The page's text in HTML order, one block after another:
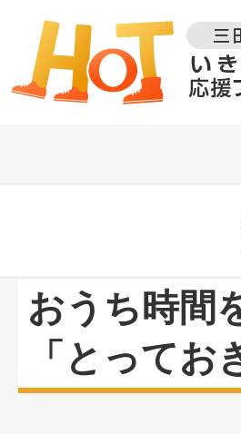
おうち時間
「とってお